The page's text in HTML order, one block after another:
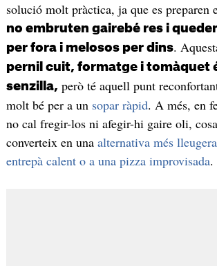
solució molt pràctica, ja que es preparen
no embruten gairebé res i
per fora i melosos per dins.
pernil cuit, formatge i tomàquet
senzilla, però té aquell punt
molt bé per a un sopar ràpid. A més, en
no cal fregir-los ni afegir-hi gaire oli,
converteix en una alternativa més
entrepà calent o a una pizza improvisada.